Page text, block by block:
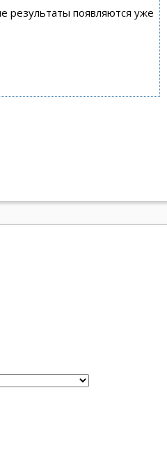
результаты появляются уже